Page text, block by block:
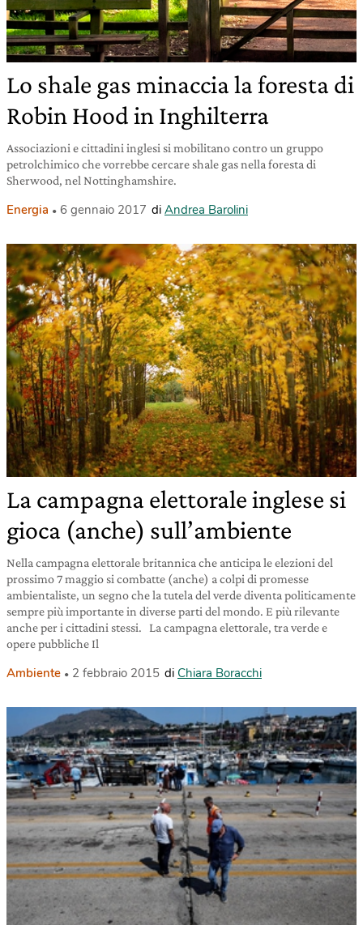
Lo shale gas minaccia la foresta di
Robin Hood in Inghilterra
Associazioni e cittadini inglesi si mobilitano contro un gruppo
petrolchimico che vorrebbe cercare shale gas nella foresta di
Sherwood, nel Nottinghamshire.
Energia 6 gennaio 2017 di Andrea Barolini
La campagna elettorale inglese si
gioca (anche) sull’ambiente
Nella campagna elettorale britannica che anticipa le elezioni del
prossimo 7 maggio si combatte (anche) a colpi di promesse
ambientaliste, un segno che la tutela del verde diventa politicamente
sempre più importante in diverse parti del mondo. E più rilevante
anche per i cittadini stessi. La campagna elettorale, tra verde e
opere pubbliche Il
Ambiente 2 febbraio 2015 di Chiara Boracchi